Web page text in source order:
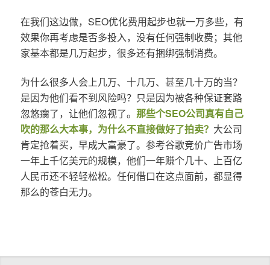
在我们这边做，SEO优化费用起步也就一万多些，有
效果你再考虑是否多投入，没有任何强制收费；其他
家基本都是几万起步，很多还有捆绑强制消费。
为什么很多人会上几万、十几万、甚至几十万的当？
是因为他们看不到风险吗？只是因为被各种保证套路
忽悠瘸了，让他们忽视了。 那些个SEO公司真有自己
吹的那么大本事，为什么不直接做好了拍卖？ 大公司
肯定抢着买，早成大富豪了。参考谷歌竞价广告市场
一年上千亿美元的规模，他们一年赚个几十、上百亿
人民币还不轻轻松松。任何借口在这点面前，都显得
那么的苍白无力。